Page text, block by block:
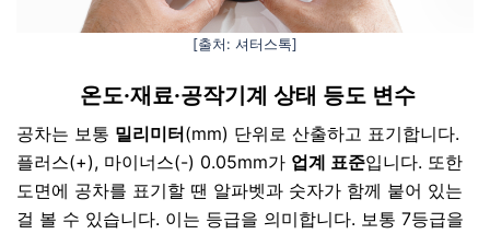
[출처: 셔터스톡]
온도·재료·공작기계 상태 등도 변수
공차는 보통 밀리미터(mm) 단위로 산출하고 표기합니다.
플러스(+), 마이너스(-) 0.05mm가 업계 표준입니다. 또한
도면에 공차를 표기할 땐 알파벳과 숫자가 함께 붙어 있는
걸 볼 수 있습니다. 이는 등급을 의미합니다. 보통 7등급을